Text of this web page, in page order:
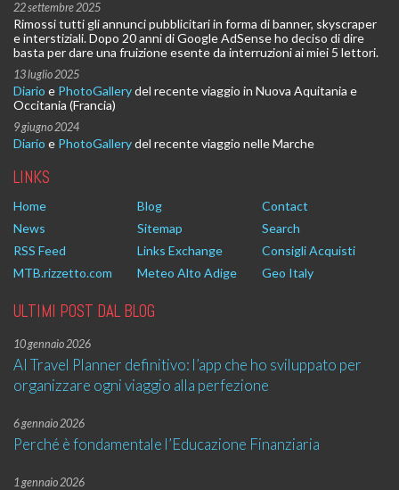
22 settembre 2025
Rimossi tutti gli annunci pubblicitari in forma di banner, skyscraper
e interstiziali. Dopo 20 anni di Google AdSense ho deciso di dire
basta per dare una fruizione esente da interruzioni ai miei 5 lettori.
13 luglio 2025
Diario e PhotoGallerydel recente viaggio in Nuova Aquitania e
Occitania (Francia)
9 giugno 2024
Diario e PhotoGallerydel recente viaggio nelle Marche
LINKS
Home Blog
Contact
News
Sitemap
Search
RSS Feed
Links Exchange
Consigli Acquisti
MTB.rizzetto.com
Meteo Alto Adige Geo Italy
ULTIMI POST DAL BLOG
10 gennaio 2026
AI Travel Planner definitivo: l’app che ho sviluppato per
organizzare ogni viaggio alla perfezione
6 gennaio 2026
Perché è fondamentale l’Educazione Finanziaria
1 gennaio 2026